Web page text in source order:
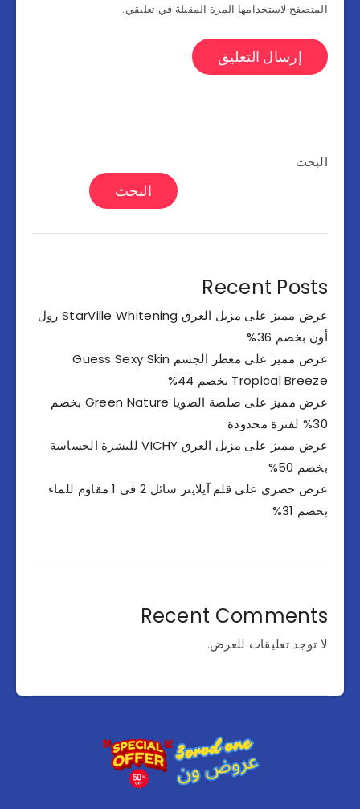
المتصفح لاستخدامها المرة المقبلة في تعليقي.
البحث
البحث
Recent Posts
عرض مميز على مزيل العرق StarVille Whitening رول
أون بخصم 36%
عرض مميز على معطر الجسم Guess Sexy Skin
Tropical Breeze بخصم 44%
عرض مميز على صلصة الصويا Green Nature بخصم
30% لفترة محدودة
عرض مميز على مزيل العرق VICHY للبشرة الحساسة
بخصم 50%
عرض حصري على قلم آيلاينر سائل 2 في 1 مقاوم للماء
بخصم 31%
Recent Comments
لا توجد تعليقات للعرض.